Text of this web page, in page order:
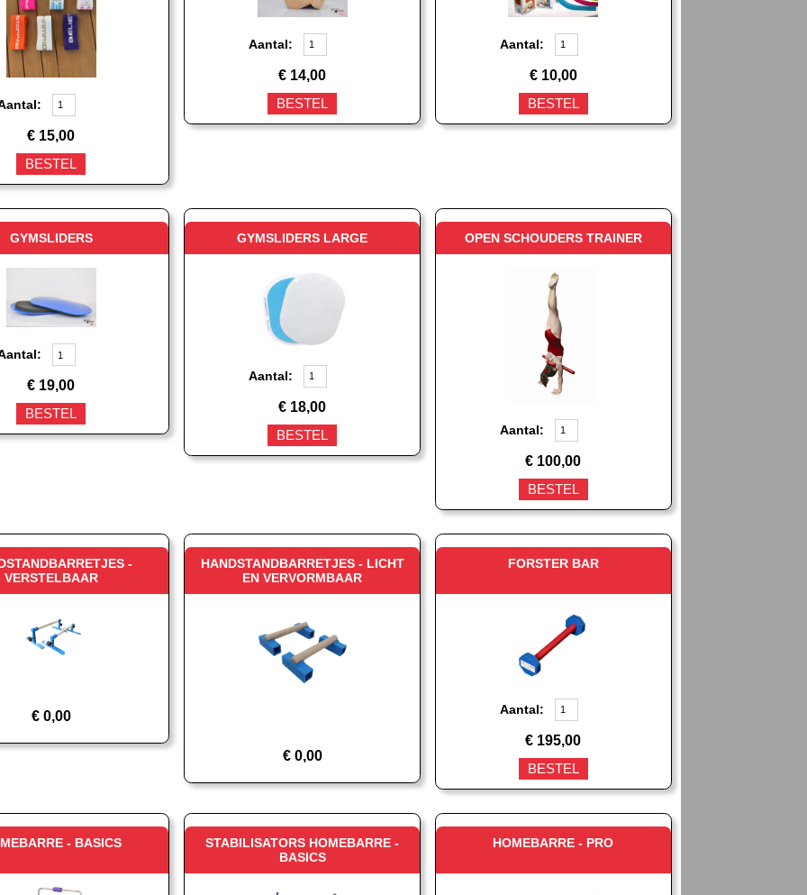
€ 15,00
BESTEL
Aantal:
€ 14,00
BESTEL
Aantal:
€ 10,00
BESTEL
GYMSLIDERS
€ 19,00
BESTEL
GYMSLIDERS LARGE
Aantal:
€ 18,00
BESTEL
OPEN SCHOUDERS TRAINER
Aantal:
€ 100,00
BESTEL
-
VERSTELBAAR
€ 0,00
HANDSTANDBARRETJES - LICHT
EN VERVORMBAAR
€ 0,00
FORSTER BAR
Aantal:
€ 195,00
BESTEL
- BASICS
STABILISATORS HOMEBARRE -
BASICS
HOMEBARRE - PRO